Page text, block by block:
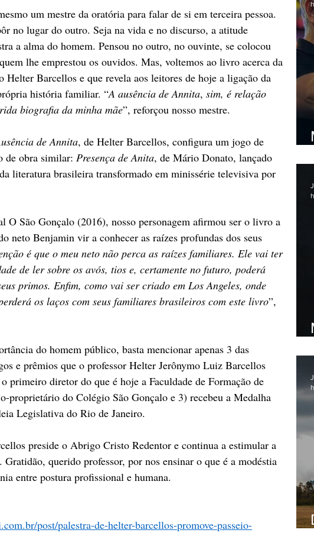
um mestre da oratória para falar de si em terceira pessoa.
no lugar do outro. Seja na vida e no discurso, a atitude
a alma do homem. Pensou no outro, no ouvinte, se colocou
lhe emprestou os ouvidos. Mas, voltemos ao livro acerca da
Helter Barcellos e que revela aos leitores de hoje a ligação da
história familiar. “A ausência de Annita, sim, é relação
biografia da minha mãe”, reforçou nosso mestre.
de Annita, de Helter Barcellos, configura um jogo de
de obra similar: Presença de Anita, de Mário Donato, lançado
literatura brasileira transformado em minissérie televisiva por
O São Gonçalo (2016), nosso personagem afirmou ser o livro a
neto Benjamin vir a conhecer as raízes profundas dos seus
é que o meu neto não perca as raízes familiares. Ele vai ter
de ler sobre os avós, tios e, certamente no futuro, poderá
primos. Enfim, como vai ser criado em Los Angeles, onde
os laços com seus familiares brasileiros com este livro”,
do homem público, basta mencionar apenas 3 das
e prêmios que o professor Helter Jerônymo Luiz Barcellos
primeiro diretor do que é hoje a Faculdade de Formação de
proprietário do Colégio São Gonçalo e 3) recebeu a Medalha
Legislativa do Rio de Janeiro.
preside o Abrigo Cristo Redentor e continua a estimular a
Gratidão, querido professor, por nos ensinar o que é a modéstia
entre postura profissional e humana.
post/palestra-de-helter-barcellos-promove-passeio-